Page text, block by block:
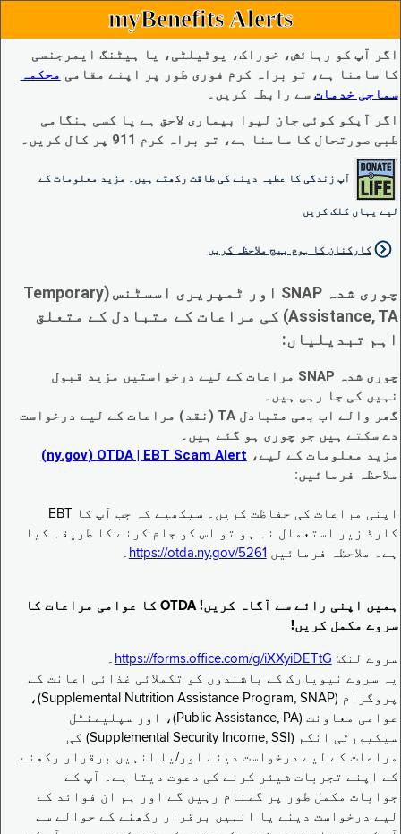
myBenefits Alerts
اگر آپ کو رہائش، خوراک، یوٹیلٹی، یا ہیٹنگ ایمرجنسی
کا سامنا ہے، تو براہ کرم فوری طور پر اپنے مقامی محکمہ
سماجی خدمات سے رابطہ کریں۔
اگر آپکو کوئی جان لیوا بیماری لاحق ہے یا کسی ہنگامی
طبی صورتحال کا سامنا ہے، تو براہ کرم 911 پر کال کریں۔
آپ زندگی کا عطیہ دینے کی طاقت رکھتے ہیں۔ مزید معلومات کے
لیے یہاں کلک کریں
کارکنان کا ہوم پیج ملاحظہ کریں
چوری شدہ SNAP اور ٹمپریری اسسٹنس (Temporary
Assistance, TA) کی مراعات کے متبادل کے متعلق
اہم تبدیلیاں:
چوری شدہ SNAP مراعات کے لیے درخواستیں مزید قبول
نہیں کی جا رہی ہیں۔
گھر والے اب بھی متبادل TA (نقد) مراعات کے لیے درخواست
دے سکتے ہیں جو چوری ہو گئے ہیں۔
مزید معلومات کے لیے، EBT Scam Alert ‏| OTDA ‏(ny.gov)
ملاحظہ فرمائیں:
اپنی مراعات کی حفاظت کریں۔ سیکھیے کہ جب آپ کا EBT
کارڈ زیر استعمال نہ ہو تو اس کو جام کرنے کا طریقہ کیا
ہے۔ ملاحظہ فرمائیں https://otda.ny.gov/5261 ۔
ہمیں اپنی رائے سے آگاہ کریں! OTDA کا عوامی مراعات کا
سروے مکمل کریں!
سروے لنک: https://forms.office.com/g/iXXyiDETtG ۔
یہ سروے نیویارک کے باشندوں کو تکملائی غذائی اعانت کے
پروگرام (Supplemental Nutrition Assistance Program, SNAP)،
عوامی معاونت (Public Assistance, PA)، اور سپلیمنٹل
سیکیورٹی انکم (Supplemental Security Income, SSI) کی
مراعات کے لیے درخواست دینے اور/یا انہیں برقرار رکھنے
کے اپنے تجربات شیئر کرنے کی دعوت دیتا ہے۔ آپ کے
جوابات مکمل طور پر گمنام رہیں گے اور ہم ان فوائد کے
لیے درخواست دینے یا انہیں برقرار رکھنے کے حوالے سے